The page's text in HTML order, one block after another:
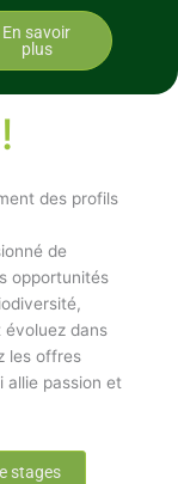
En savoir
plus
des profils
de
opportunités
évoluez dans
les offres
allie passion et
stages